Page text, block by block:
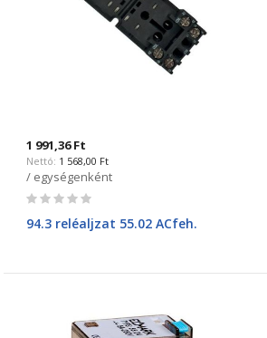
1 991,36 Ft
1 568,00 Ft
/ egységenként
Rating:
94.3 reléaljzat 55.02 ACfeh.